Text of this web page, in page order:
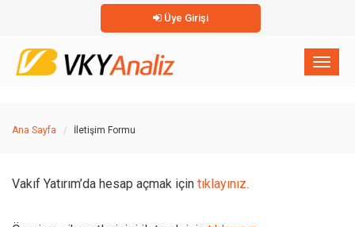
Üye Girişi
×
Ana Sayfa İletişim Formu
Vakıf Yatırım’da hesap açmak için tıklayınız.